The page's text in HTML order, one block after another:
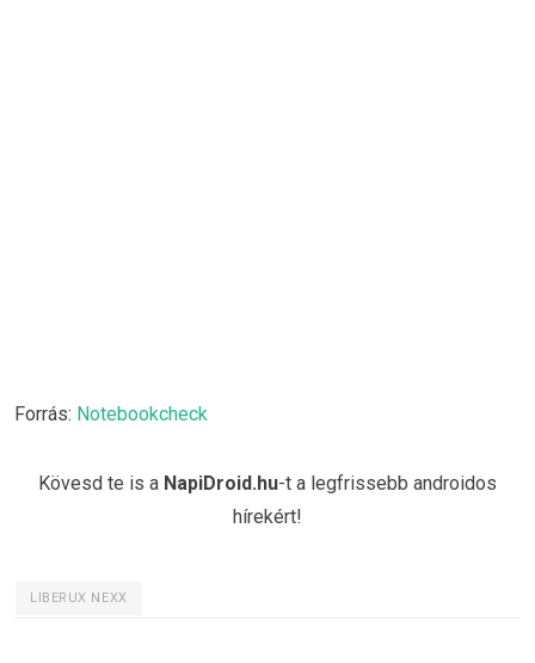
Forrás: Notebookcheck
Kövesd te is a NapiDroid.hu-t a legfrissebb androidos
hírekért!
LIBERUX NEXX